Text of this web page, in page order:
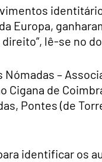
Europa,
lê-se no
–
Cigana de
Pontes (de
identificar os